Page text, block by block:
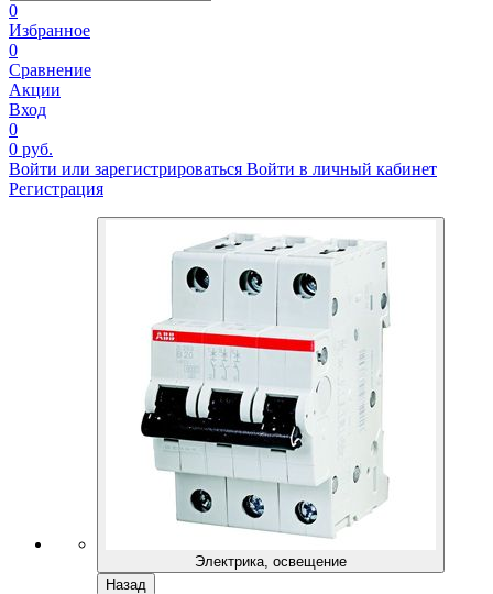
0
Избранное
0
Сравнение
Акции
Вход
0
0 руб.
Войти или зарегистрироваться Войти в личный кабинет
Регистрация
Электрика, освещение
Назад